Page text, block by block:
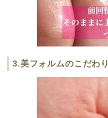
3.美フォルムのこだわり